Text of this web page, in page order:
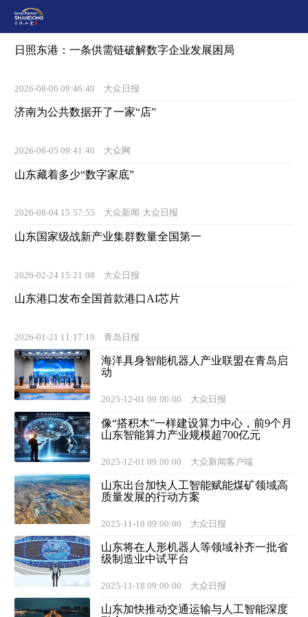
日照东港：一条供需链破解数字企业发展困局
2026-08-06 09:46:40 大众日报
济南为公共数据开了一家“店”
2026-08-05 09:41:40 大众网
山东藏着多少“数字家底”
2026-08-04 15:57:55 大众新闻·大众日报
山东国家级战新产业集群数量全国第一
2026-02-24 15:21:08 大众日报
山东港口发布全国首款港口AI芯片
2026-01-21 11:17:19 青岛日报
海洋具身智能机器人产业联盟在青岛启
动
2025-12-01 09:00:00 大众日报
像“搭积木”一样建设算力中心，前9个月
山东智能算力产业规模超700亿元
2025-12-01 09:00:00 大众新闻客户端
山东出台加快人工智能赋能煤矿领域高
质量发展的行动方案
2025-11-18 09:00:00 大众日报
山东将在人形机器人等领域补齐一批省
级制造业中试平台
2025-11-18 09:00:00 大众日报
山东加快推动交通运输与人工智能深度